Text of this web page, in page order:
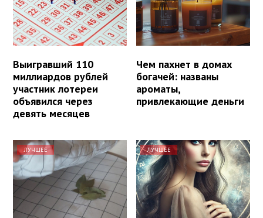
Выигравший 110
миллиардов рублей
участник лотереи
объявился через
девять месяцев
Чем пахнет в домах
богачей: названы
ароматы,
привлекающие деньги
ЛУЧШЕЕ ЛУЧШЕЕ